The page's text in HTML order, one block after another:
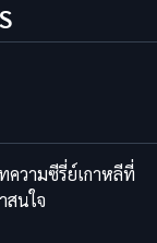
ความซีรี่ย์เกาหลีที่
สนใจ